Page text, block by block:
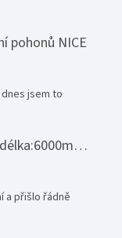
pohonů NICE
jsem to
Nerezové zábradlí - set (délka:6000mm x výška:1000mm)
a přišlo řádně